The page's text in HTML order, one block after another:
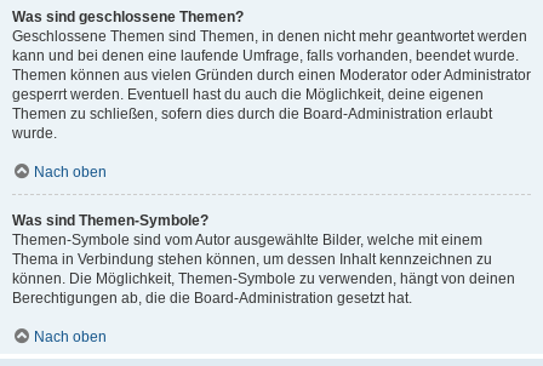
Was sind geschlossene Themen?
Geschlossene Themen sind Themen, in denen nicht mehr geantwortet werden
kann und bei denen eine laufende Umfrage, falls vorhanden, beendet wurde.
Themen können aus vielen Gründen durch einen Moderator oder Administrator
gesperrt werden. Eventuell hast du auch die Möglichkeit, deine eigenen
Themen zu schließen, sofern dies durch die Board-Administration erlaubt
wurde.
Nach oben
Was sind Themen-Symbole?
Themen-Symbole sind vom Autor ausgewählte Bilder, welche mit einem
Thema in Verbindung stehen können, um dessen Inhalt kennzeichnen zu
können. Die Möglichkeit, Themen-Symbole zu verwenden, hängt von deinen
Berechtigungen ab, die die Board-Administration gesetzt hat.
Nach oben